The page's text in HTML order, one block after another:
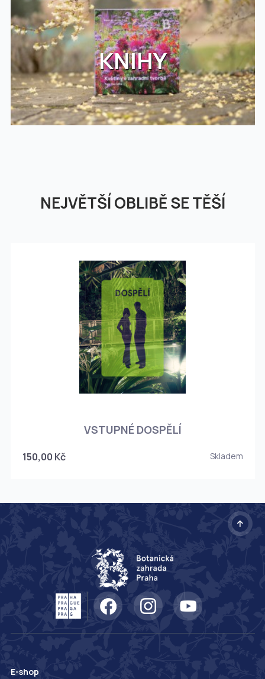
KNIHY
NEJVĚTŠÍ OBLIBĚ SE TĚŠÍ
VSTUPNÉ DOSPĚLÍ
150,00 Kč Skladem
E-shop